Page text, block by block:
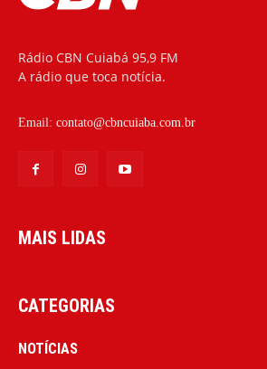
Rádio CBN Cuiabá 95,9 FM
A rádio que toca notícia.
Email: contato@cbncuiaba.com.br
MAIS LIDAS
CATEGORIAS
NOTÍCIAS